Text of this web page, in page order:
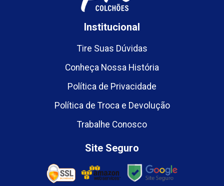
Institucional
Tire Suas Dúvidas
Conheça Nossa História
Política de Privacidade
Política de Troca e Devolução
Trabalhe Conosco
Site Seguro